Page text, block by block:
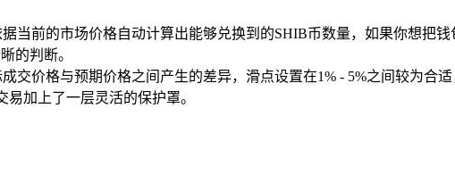
当前的市场价格自动计算出能够兑换到的SHIB币数量，如果你想把钱
的判断。
交价格与预期价格之间产生的差异，滑点设置在1% - 5%之间较为合
加上了一层灵活的保护罩。